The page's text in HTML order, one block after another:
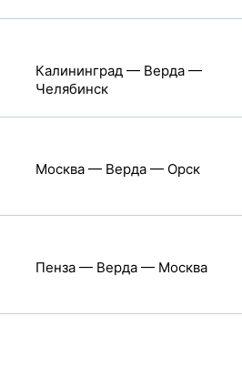
Калининград — Верда —
Челябинск
Москва — Верда — Орск
Пенза — Верда — Москва